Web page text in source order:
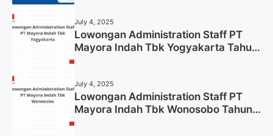
July 4, 2025
Lowongan Administration Staff PT
Mayora Indah Tbk Yogyakarta Tahun
July 4, 2025
Lowongan Administration Staff PT
Mayora Indah Tbk Wonosobo Tahun